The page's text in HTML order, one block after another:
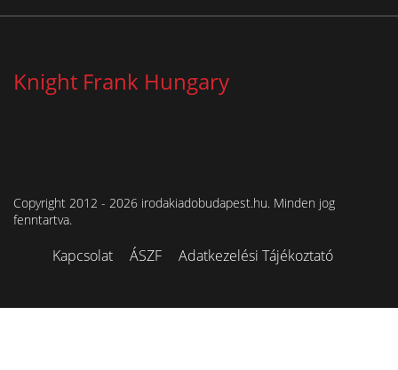
Knight Frank Hungary
Copyright 2012 - 2026 irodakiadobudapest.hu. Minden jog
fenntartva.
Kapcsolat ÁSZF Adatkezelési Tájékoztató